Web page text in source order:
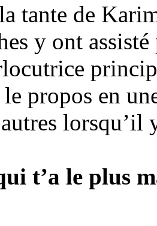
tante de
y ont
propos en
lorsqu’il
t’a le plus